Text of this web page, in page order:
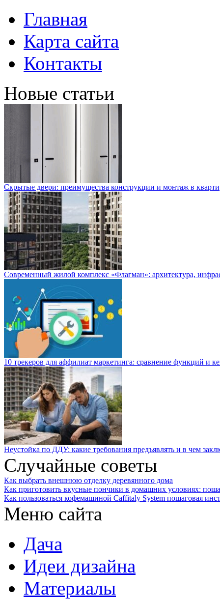
Главная
Карта сайта
Контакты
Новые статьи
Скрытые двери: преимущества конструкции и монтаж в
Современный жилой комплекс «Флагман»: архитектура,
10 трекеров для аффилиат маркетинга: сравнение функций и
Неустойка по ДДУ: какие требования предъявлять и в чем
Случайные советы
Как выбрать внешнюю отделку деревянного дома
Как приготовить вкусные пончики в домашних условиях:
Как пользоваться кофемашиной Caffitaly System пошаговая
Меню сайта
Дача
Идеи дизайна
Материалы